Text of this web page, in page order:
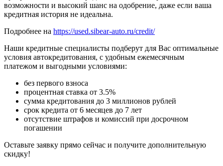
возможности и высокий шанс на одобрение, даже если ваша
кредитная история не идеальна.
Подробнее на https://used.sibear-auto.ru/credit/
Наши кредитные специалисты подберут для Вас оптимальные
условия автокредитования, с удобным ежемесячным
платежом и выгодными условиями:
без первого взноса
процентная ставка от 3.5%
сумма кредитования до 3 миллионов рублей
срок кредита от 6 месяцев до 7 лет
отсутствие штрафов и комиссий при досрочном
погашении
Оставьте заявку прямо сейчас и получите дополнительную
скидку!